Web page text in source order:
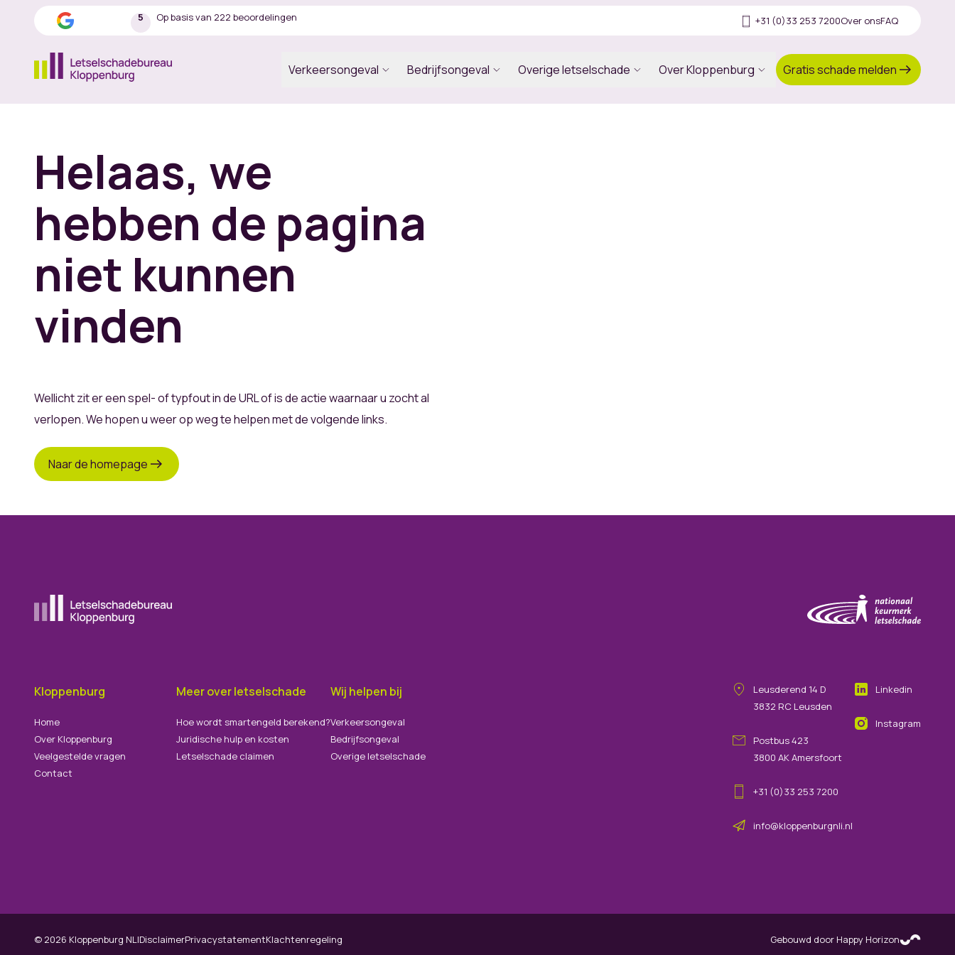
5 Op basis van 222 beoordelingen +31 (0)33 253 7200Over onsFAQ
Verkeersongeval Bedrijfsongeval Overige letselschade Over Kloppenburg Gratis schade melden
Helaas, we
hebben de pagina
niet kunnen
vinden
Wellicht zit er een spel- of typfout in de URL of is de actie waarnaar u zocht al
verlopen. We hopen u weer op weg te helpen met de volgende links.
Naar de homepage
Kloppenburg
Home
Over Kloppenburg
Veelgestelde vragen
Contact
Meer over letselschade
Hoe wordt smartengeld berekend?
Juridische hulp en kosten
Letselschade claimen
Wij helpen bij
Verkeersongeval
Bedrijfsongeval
Overige letselschade
Leusderend 14 D
3832 RC Leusden
Postbus 423
3800 AK Amersfoort
+31 (0)33 253 7200
info@kloppenburgnli.nl
Linkedin
Instagram
© 2026 Kloppenburg NLIDisclaimerPrivacystatementKlachtenregeling Gebouwd door Happy Horizon
(opens in new tab)